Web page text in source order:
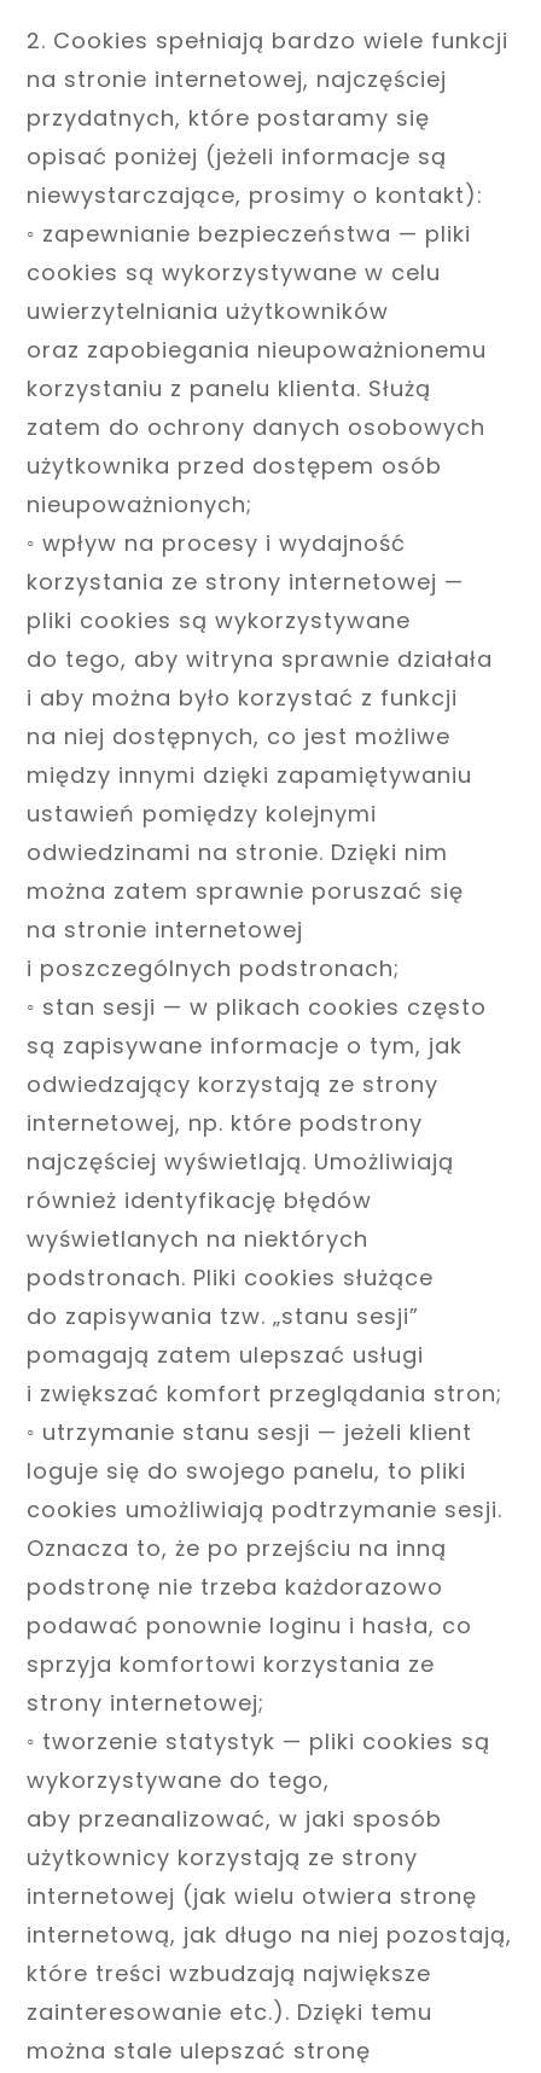
2. Cookies spełniają bardzo wiele funkcji
na stronie internetowej, najczęściej
przydatnych, które postaramy się
opisać poniżej (jeżeli informacje są
niewystarczające, prosimy o kontakt):
◦ zapewnianie bezpieczeństwa — pliki
cookies są wykorzystywane w celu
uwierzytelniania użytkowników
oraz zapobiegania nieupoważnionemu
korzystaniu z panelu klienta. Służą
zatem do ochrony danych osobowych
użytkownika przed dostępem osób
nieupoważnionych;
◦ wpływ na procesy i wydajność
korzystania ze strony internetowej —
pliki cookies są wykorzystywane
do tego, aby witryna sprawnie działała
i aby można było korzystać z funkcji
na niej dostępnych, co jest możliwe
między innymi dzięki zapamiętywaniu
ustawień pomiędzy kolejnymi
odwiedzinami na stronie. Dzięki nim
można zatem sprawnie poruszać się
na stronie internetowej
i poszczególnych podstronach;
◦ stan sesji — w plikach cookies często
są zapisywane informacje o tym, jak
odwiedzający korzystają ze strony
internetowej, np. które podstrony
najczęściej wyświetlają. Umożliwiają
również identyfikację błędów
wyświetlanych na niektórych
podstronach. Pliki cookies służące
do zapisywania tzw. „stanu sesji”
pomagają zatem ulepszać usługi
i zwiększać komfort przeglądania stron;
◦ utrzymanie stanu sesji — jeżeli klient
loguje się do swojego panelu, to pliki
cookies umożliwiają podtrzymanie sesji.
Oznacza to, że po przejściu na inną
podstronę nie trzeba każdorazowo
podawać ponownie loginu i hasła, co
sprzyja komfortowi korzystania ze
strony internetowej;
◦ tworzenie statystyk — pliki cookies są
wykorzystywane do tego,
aby przeanalizować, w jaki sposób
użytkownicy korzystają ze strony
internetowej (jak wielu otwiera stronę
internetową, jak długo na niej pozostają,
które treści wzbudzają największe
zainteresowanie etc.). Dzięki temu
można stale ulepszać stronę